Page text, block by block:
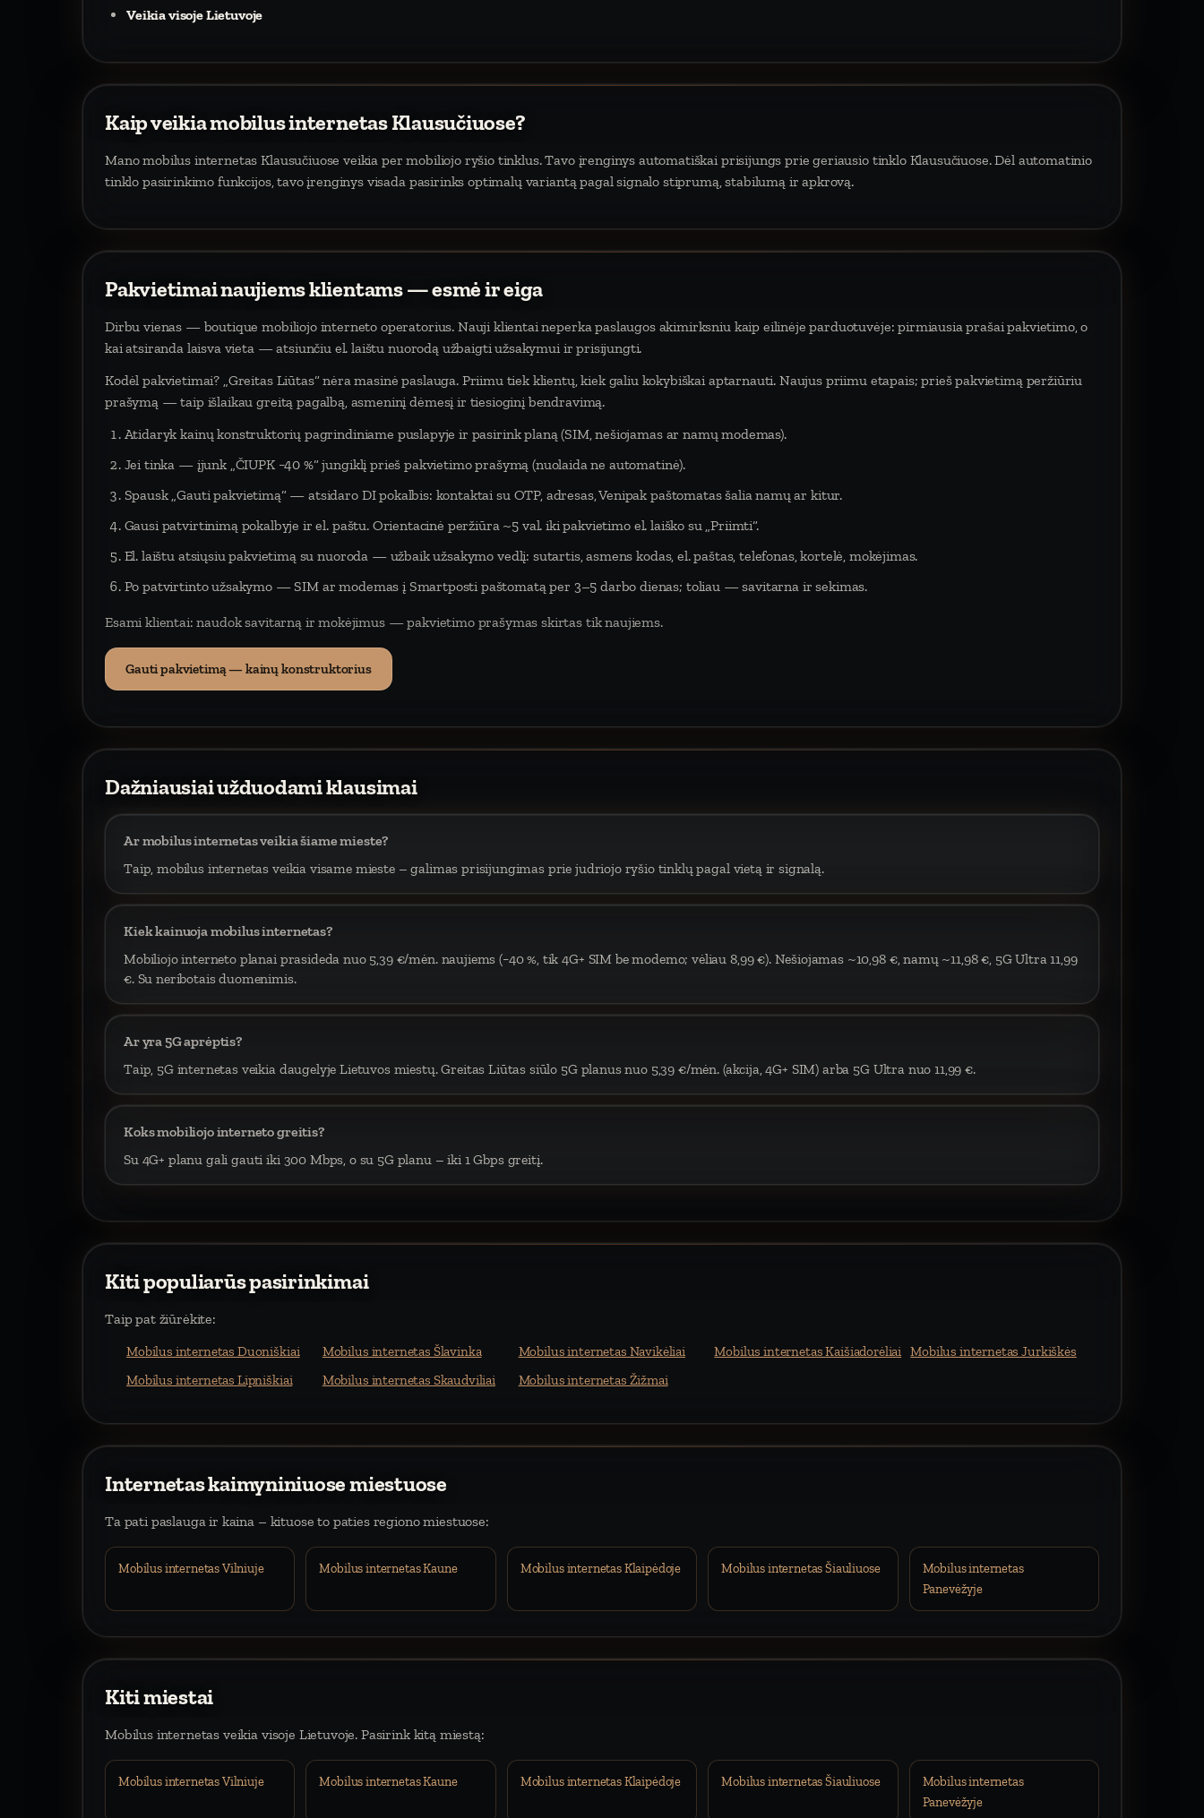
Veikia visoje Lietuvoje
Kaip veikia mobilus internetas Klausučiuose?
Mano mobilus internetas Klausučiuose veikia per mobiliojo ryšio tinklus. Tavo įrenginys automatiškai prisijungs prie geriausio tinklo Klausučiuose. Dėl automatinio
tinklo pasirinkimo funkcijos, tavo įrenginys visada pasirinks optimalų variantą pagal signalo stiprumą, stabilumą ir apkrovą.
Pakvietimai naujiems klientams — esmė ir eiga
Dirbu vienas — boutique mobiliojo interneto operatorius. Nauji klientai neperka paslaugos akimirksniu kaip eilinėje parduotuvėje: pirmiausia prašai pakvietimo, o
kai atsiranda laisva vieta — atsiunčiu el. laištu nuorodą užbaigti užsakymui ir prisijungti.
Kodėl pakvietimai? „Greitas Liūtas“ nėra masinė paslauga. Priimu tiek klientų, kiek galiu kokybiškai aptarnauti. Naujus priimu etapais; prieš pakvietimą peržiūriu
prašymą — taip išlaikau greitą pagalbą, asmeninį dėmesį ir tiesioginį bendravimą.
Atidaryk kainų konstruktorių pagrindiniame puslapyje ir pasirink planą (SIM, nešiojamas ar namų modemas).
Jei tinka — įjunk „ČIUPK −40 %“ jungiklį prieš pakvietimo prašymą (nuolaida ne automatinė).
Spausk „Gauti pakvietimą“ — atsidaro DI pokalbis: kontaktai su OTP, adresas, Venipak paštomatas šalia namų ar kitur.
Gausi patvirtinimą pokalbyje ir el. paštu. Orientacinė peržiūra ~5 val. iki pakvietimo el. laiško su „Priimti“.
El. laištu atsiųsiu pakvietimą su nuoroda — užbaik užsakymo vedlį: sutartis, asmens kodas, el. paštas, telefonas, kortelė, mokėjimas.
Po patvirtinto užsakymo — SIM ar modemas į Smartposti paštomatą per 3–5 darbo dienas; toliau — savitarna ir sekimas.
Esami klientai: naudok savitarną ir mokėjimus — pakvietimo prašymas skirtas tik naujiems.
Gauti pakvietimą — kainų konstruktorius
Dažniausiai užduodami klausimai
Ar mobilus internetas veikia šiame mieste?
Taip, mobilus internetas veikia visame mieste – galimas prisijungimas prie judriojo ryšio tinklų pagal vietą ir signalą.
Kiek kainuoja mobilus internetas?
Mobiliojo interneto planai prasideda nuo 5,39 €/mėn. naujiems (−40 %, tik 4G+ SIM be modemo; vėliau 8,99 €). Nešiojamas ~10,98 €, namų ~11,98 €, 5G Ultra 11,99
€. Su neribotais duomenimis.
Ar yra 5G aprėptis?
Taip, 5G internetas veikia daugelyje Lietuvos miestų. Greitas Liūtas siūlo 5G planus nuo 5,39 €/mėn. (akcija, 4G+ SIM) arba 5G Ultra nuo 11,99 €.
Koks mobiliojo interneto greitis?
Su 4G+ planu gali gauti iki 300 Mbps, o su 5G planu – iki 1 Gbps greitį.
Kiti populiarūs pasirinkimai
Taip pat žiūrėkite:
Mobilus internetas Duoniškiai Mobilus internetas Šlavinka Mobilus internetas Navikėliai Mobilus internetas Kaišiadorėliai Mobilus internetas Jurkiškės
Mobilus internetas Lipniškiai
Mobilus internetas Skaudviliai Mobilus internetas Žižmai
Internetas kaimyniniuose miestuose
Ta pati paslauga ir kaina – kituose to paties regiono miestuose:
Mobilus internetas Vilniuje Mobilus internetas Kaune Mobilus internetas Klaipėdoje Mobilus internetas Šiauliuose
Mobilus internetas
Panevėžyje
Kiti miestai
Mobilus internetas veikia visoje Lietuvoje. Pasirink kitą miestą:
Mobilus internetas Vilniuje Mobilus internetas Kaune Mobilus internetas Klaipėdoje Mobilus internetas Šiauliuose
Mobilus internetas
Panevėžyje